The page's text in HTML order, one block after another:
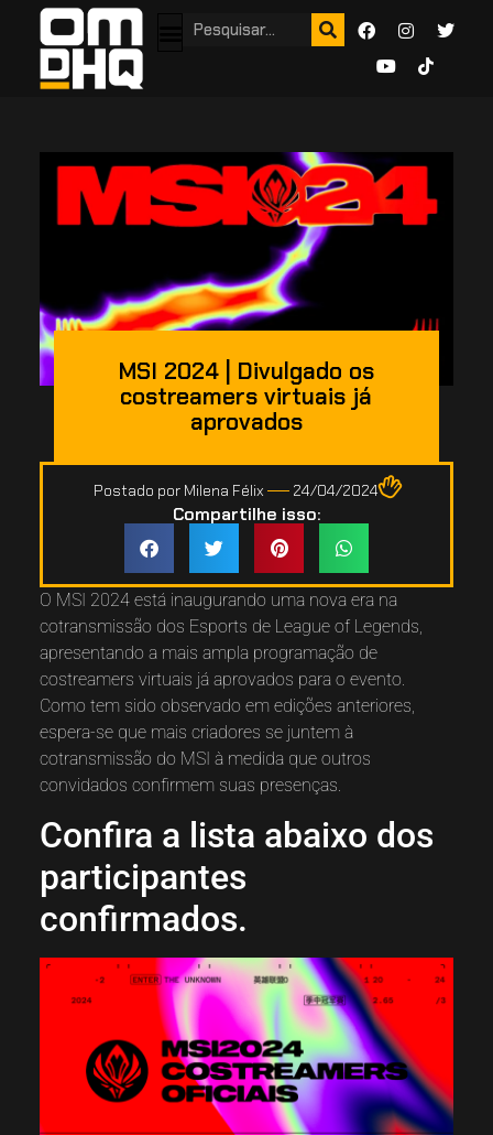
MSI 2024 | Divulgado os
costreamers virtuais já
aprovados
Postado por Milena Félix 24/04/2024
Compartilhe isso:
O MSI 2024 está inaugurando uma nova era na
cotransmissão dos Esports de League of Legends,
apresentando a mais ampla programação de
costreamers virtuais já aprovados para o evento.
Como tem sido observado em edições anteriores,
espera-se que mais criadores se juntem à
cotransmissão do MSI à medida que outros
convidados confirmem suas presenças.
Confira a lista abaixo dos
participantes
confirmados.